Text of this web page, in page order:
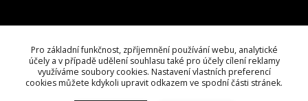
Pro základní funkčnost, zpříjemnění používání webu, analytické
účely a v případě udělení souhlasu také pro účely cílení reklamy
využíváme soubory cookies. Nastavení vlastních preferencí
cookies můžete kdykoli upravit odkazem ve spodní části stránek.